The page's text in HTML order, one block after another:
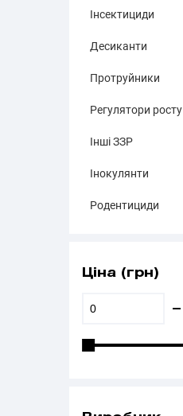
Інсектициди
Десиканти
Протруйники
Регулятори росту
Інші ЗЗР
Інокулянти
Родентициди
Ціна (грн)